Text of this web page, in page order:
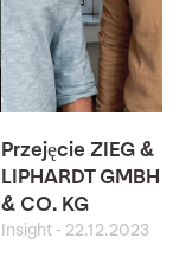
Przejęcie ZIEG &
LIPHARDT GMBH
& CO. KG
Insight - 22.12.2023